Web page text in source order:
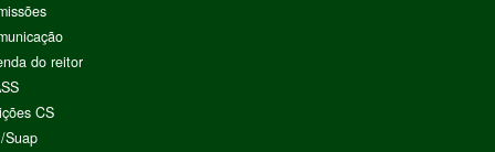
do reitor
CS
Suap